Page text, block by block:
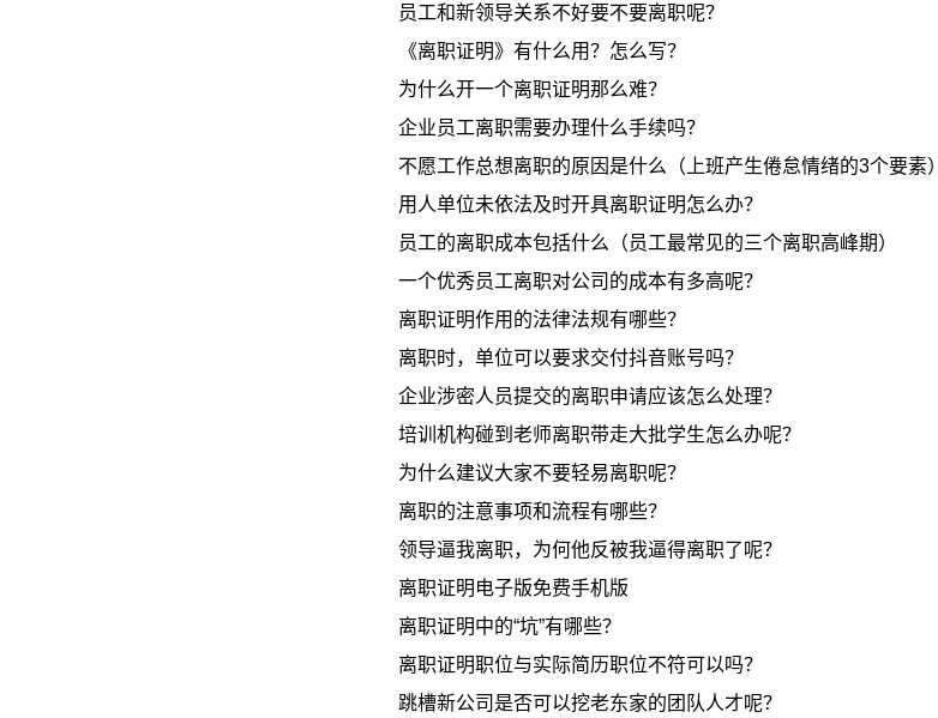
员工和新领导关系不好要不要离职呢？
《离职证明》有什么用？怎么写？
为什么开一个离职证明那么难？
企业员工离职需要办理什么手续吗？
不愿工作总想离职的原因是什么（上班产生倦怠情绪的3个要素）
用人单位未依法及时开具离职证明怎么办？
员工的离职成本包括什么（员工最常见的三个离职高峰期）
一个优秀员工离职对公司的成本有多高呢？
离职证明作用的法律法规有哪些？
离职时，单位可以要求交付抖音账号吗？
企业涉密人员提交的离职申请应该怎么处理？
培训机构碰到老师离职带走大批学生怎么办呢？
为什么建议大家不要轻易离职呢？
离职的注意事项和流程有哪些？
领导逼我离职，为何他反被我逼得离职了呢？
离职证明电子版免费手机版
离职证明中的“坑”有哪些？
离职证明职位与实际简历职位不符可以吗？
跳槽新公司是否可以挖老东家的团队人才呢？